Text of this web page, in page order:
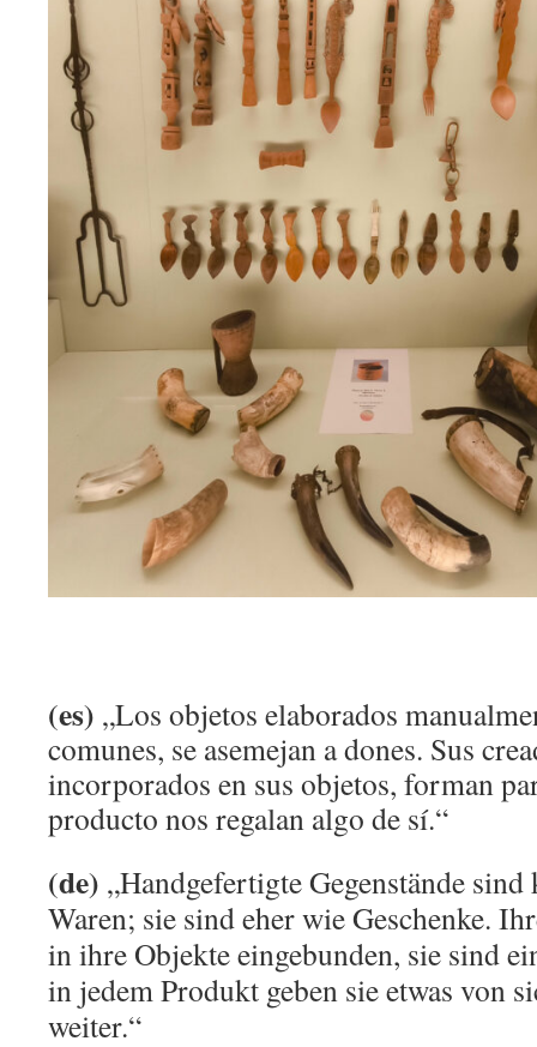
(es) „Los objetos elaborados
comunes, se asemejan a dones. Sus
incorporados en sus objetos, forman
producto nos regalan algo de sí.“
(de) „Handgefertigte Gegenstände
Waren; sie sind eher wie Geschenke.
in ihre Objekte eingebunden, sie sind
in jedem Produkt geben sie etwas von
weiter.“